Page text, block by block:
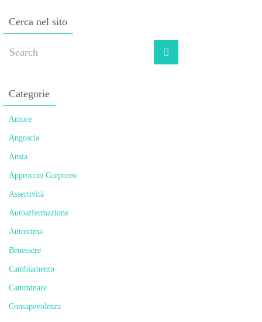
Cerca nel sito
Categorie
Amore
Angoscia
Ansia
Approccio Corporeo
Assertività
Autoaffermazione
Autostima
Benessere
Cambiamento
Camminare
Consapevolezza